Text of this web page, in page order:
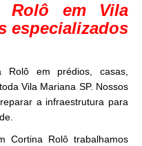
Rolô em Vila
especializados
Rolô em prédios, casas,
Vila Mariana SP. Nossos
a infraestrutura para
Cortina Rolô trabalhamos